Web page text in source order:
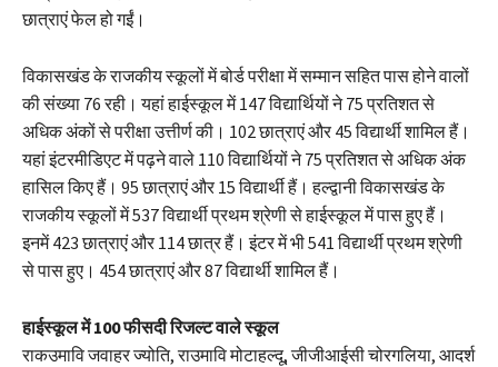
छात्राएं फेल हो गईं।
विकासखंड के राजकीय स्कूलों में बोर्ड परीक्षा में सम्मान सहित पास होने वालों
की संख्या 76 रही। यहां हाईस्कूल में 147 विद्यार्थियों ने 75 प्रतिशत से
अधिक अंकों से परीक्षा उत्तीर्ण की। 102 छात्राएं और 45 विद्यार्थी शामिल हैं।
यहां इंटरमीडिएट में पढ़ने वाले 110 विद्यार्थियों ने 75 प्रतिशत से अधिक अंक
हासिल किए हैं। 95 छात्राएं और 15 विद्यार्थी हैं। हल्द्वानी विकासखंड के
राजकीय स्कूलों में 537 विद्यार्थी प्रथम श्रेणी से हाईस्कूल में पास हुए हैं।
इनमें 423 छात्राएं और 114 छात्र हैं। इंटर में भी 541 विद्यार्थी प्रथम श्रेणी
से पास हुए। 454 छात्राएं और 87 विद्यार्थी शामिल हैं।
हाईस्कूल में 100 फीसदी रिजल्ट वाले स्कूल
राकउमावि जवाहर ज्योति, राउमावि मोटाहल्दू, जीजीआईसी चोरगलिया, आदर्श